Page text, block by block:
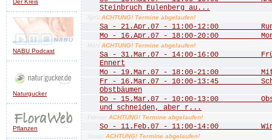
Der Kreis
NABU Podcast
Naturgucker
Pflanzen
Steinbruch Eulenberg au...
April ACHTUNG! Termine abgelaufen!
Sa - 21.Apr.07 - 11:00-12:00 Rund
Mo - 16.Apr.07 - 18:00-20:00
März ACHTUNG! Termine abgelaufen!
Sa - 31.Mar.07 - 14:00-16:00
Ennert
Mo - 19.Mar.07 - 18:00-21:00
Fr - 16.Mar.07 - 10:00-13:45
Obstbäumen
Do - 15.Mar.07 - 10:00-13:00
und schneiden, aber r...
Februar ACHTUNG! Termine abgelaufen!
So - 11.Feb.07 - 11:00-14:00
Januar ACHTUNG! Termine abgelaufen!